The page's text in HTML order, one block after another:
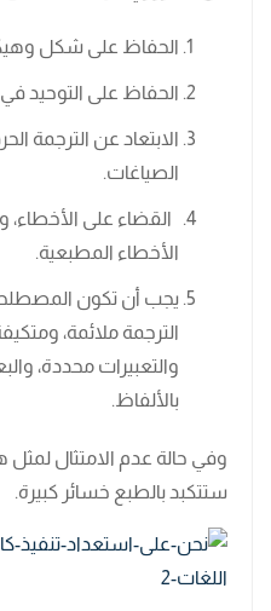
الحفاظ على شكل
الحفاظ على التوحيد
الابتعاد عن الترجمة
الصياغات.
القضاء على الأخطاء،
الأخطاء المطبعية.
يجب أن تكون
الترجمة ملائمة،
والتعبيرات محددة،
بالألفاظ.
وفي حالة عدم الامتثال
ستتكبد بالطبع خسائر كبيرة.